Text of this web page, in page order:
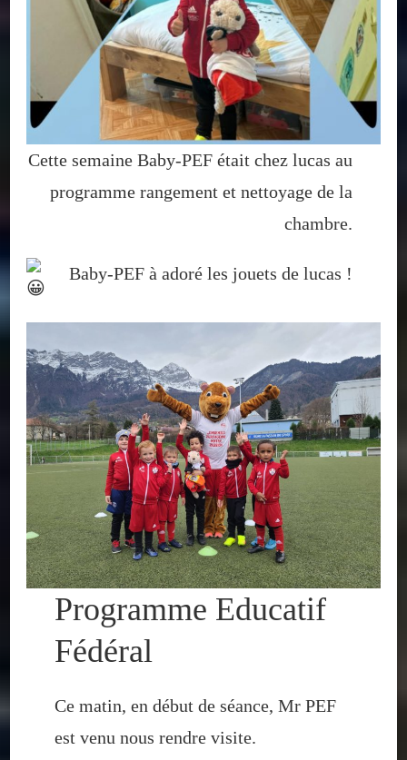
Cette semaine Baby-PEF était chez lucas au
programme rangement et nettoyage de la
chambre.
Baby-PEF à adoré les jouets de lucas !
Programme Educatif
Fédéral
Ce matin, en début de séance, Mr PEF
est venu nous rendre visite.